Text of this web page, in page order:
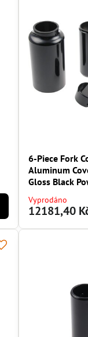
6-Piece Fork
Aluminum
Gloss Black
Vyprodáno
12181,40